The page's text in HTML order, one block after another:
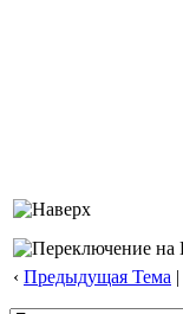
‹ Предыдущая Тема |